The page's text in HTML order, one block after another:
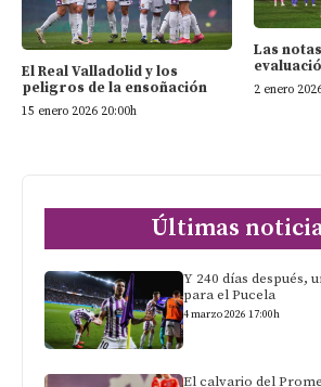
El Real Valladolid y los
peligros de la ensoñación
15 enero 2026 20:00h
Las
2 enero
Últimas
Y 240 días después,
para el Pucela
4 marzo 2026 17:00h
El calvario del